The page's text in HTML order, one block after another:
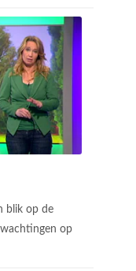
blik op de
op